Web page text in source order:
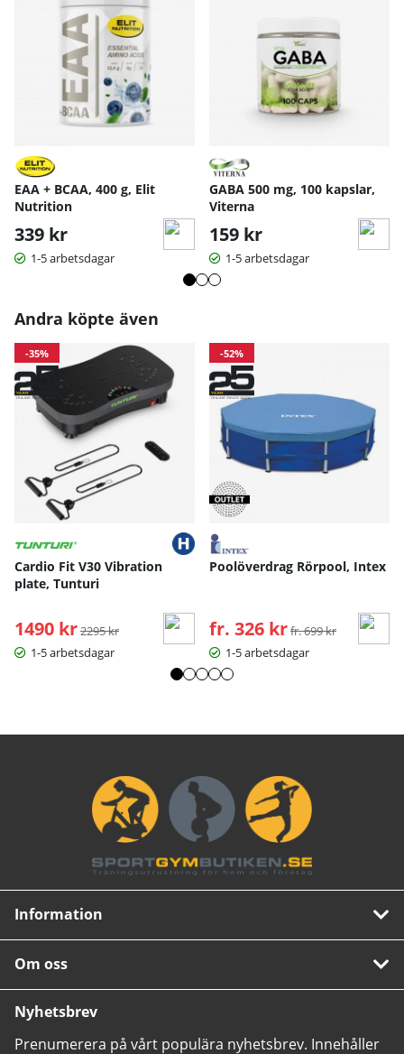
EAA + BCAA, 400 g, Elit
Nutrition
339 kr
1-5 arbetsdagar
GABA 500 mg, 100 kapslar,
Viterna
159 kr
1-5 arbetsdagar
Andra köpte även
-35%
Cardio Fit V30 Vibration
plate, Tunturi
1490 kr Ordinarie pris:
2295 kr
1-5 arbetsdagar
-52%
Poolöverdrag Rörpool, Intex
fr. 326 kr Ordinarie pris:
fr. 699 kr
1-5 arbetsdagar
Information
Om oss
Nyhetsbrev
Prenumerera på vårt populära nyhetsbrev. Innehåller